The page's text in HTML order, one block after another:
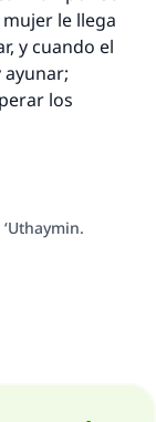
le llega
y cuando el
los
que